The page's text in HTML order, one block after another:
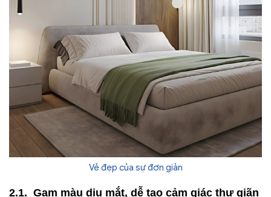
Vẻ đẹp của sự đơn giản
Gam màu dịu mắt, dễ tạo cảm giác thư giãn